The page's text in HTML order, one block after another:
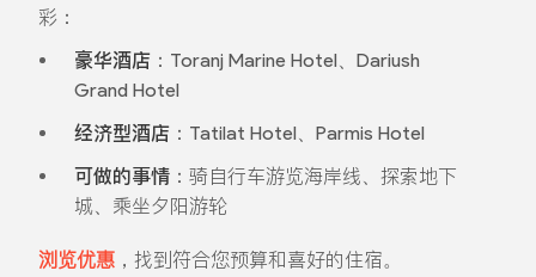
彩：
豪华酒店：Toranj Marine Hotel、Dariush
Grand Hotel
经济型酒店：Tatilat Hotel、Parmis Hotel
可做的事情：骑自行车游览海岸线、探索地下
城、乘坐夕阳游轮
浏览优惠，找到符合您预算和喜好的住宿。